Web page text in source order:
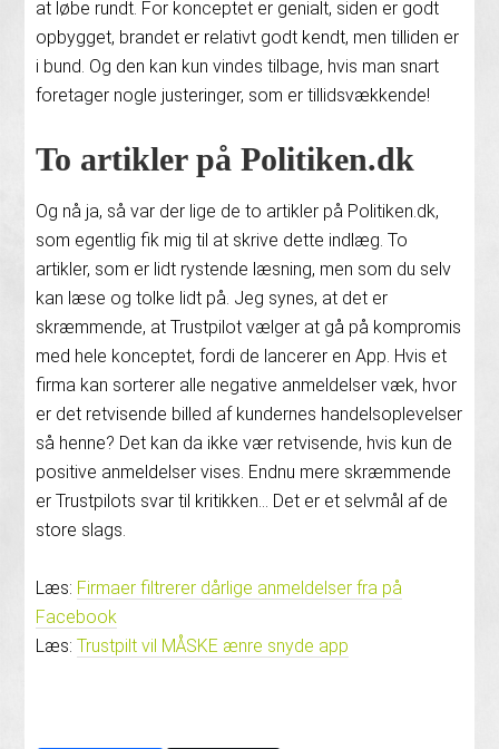
at løbe rundt. For konceptet er genialt, siden er godt
opbygget, brandet er relativt godt kendt, men tilliden er
i bund. Og den kan kun vindes tilbage, hvis man snart
foretager nogle justeringer, som er tillidsvækkende!
To artikler på Politiken.dk
Og nå ja, så var der lige de to artikler på Politiken.dk,
som egentlig fik mig til at skrive dette indlæg. To
artikler, som er lidt rystende læsning, men som du selv
kan læse og tolke lidt på. Jeg synes, at det er
skræmmende, at Trustpilot vælger at gå på kompromis
med hele konceptet, fordi de lancerer en App. Hvis et
firma kan sorterer alle negative anmeldelser væk, hvor
er det retvisende billed af kundernes handelsoplevelser
så henne? Det kan da ikke vær retvisende, hvis kun de
positive anmeldelser vises. Endnu mere skræmmende
er Trustpilots svar til kritikken… Det er et selvmål af de
store slags.
Læs: Firmaer filtrerer dårlige anmeldelser fra på
Facebook
Læs:Trustpilt vil MÅSKE ænre snyde app